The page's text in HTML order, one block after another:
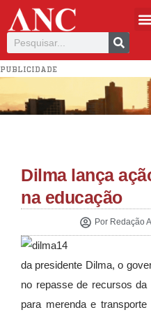
PUBLICIDADE
Dilma lança
na educação
PorRedação
da presidente Dilma, o
no repasse de recursos
para merenda e